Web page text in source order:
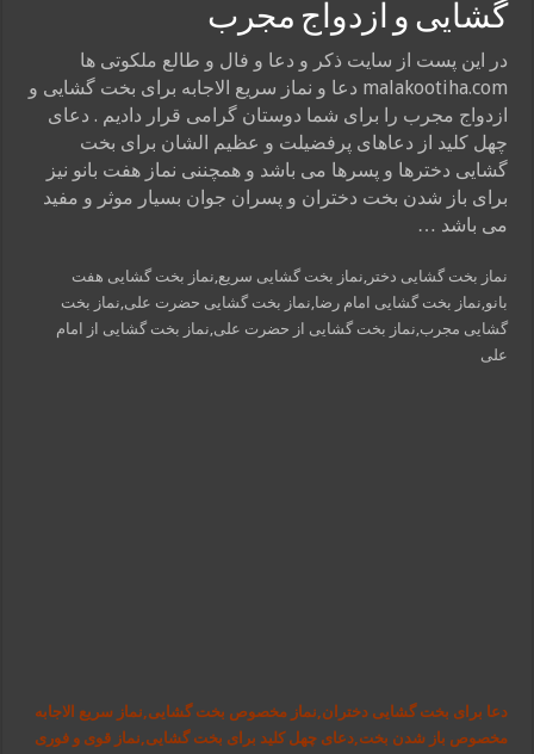
ختم آیات ۲ و ۳ سوره طلاق برای افزایش رزق و روزی | روش ختم، متن آیات و فضیلت
آیات قرآنی برای استجابت دعا و آسان شدن کارها و برآورده شدن حاجت
قویترین ذکر استجابت دعا و حاجت روایی | ذکر اسماء الحسنی برآورده شدن حاجت
گشایی و ازدواج مجرب
در این پست از سایت ذکر و دعا و فال و طالع ملکوتی ها
malakootiha.com دعا و نماز سریع الاجابه برای بخت گشایی و
ازدواج مجرب را برای شما دوستان گرامی قرار دادیم . دعای
چهل کلید از دعاهای پرفضیلت و عظیم الشان برای بخت
گشایی دخترها و پسرها می باشد و همچننی نماز هفت بانو نیز
برای باز شدن بخت دختران و پسران جوان بسیار موثر و مفید
می باشد …
نماز بخت گشایی دختر,نماز بخت گشایی سریع,نماز بخت گشایی هفت
بانو,نماز بخت گشایی امام رضا,نماز بخت گشایی حضرت علی,نماز بخت
گشایی مجرب,نماز بخت گشایی از حضرت علی,نماز بخت گشایی از امام
علی
دعا برای بخت گشایی دختران,نماز مخصوص بخت گشایی,نماز سریع الاجابه
مخصوص باز شدن بخت,دعای چهل کلید برای بخت گشایی,نماز قوی و فوری